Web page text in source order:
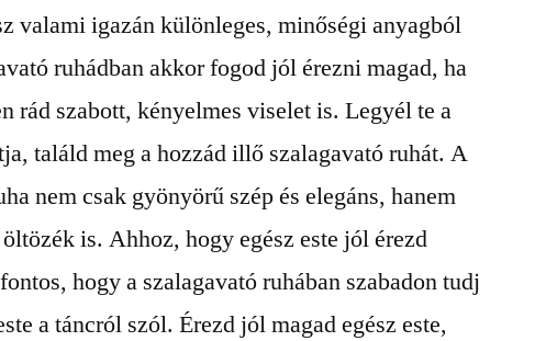
valami igazán különleges, minőségi anyagból
ruhádban akkor fogod jól érezni magad, ha
rád szabott, kényelmes viselet is. Legyél te a
találd meg a hozzád illő szalagavató ruhát.A
nem csak gyönyörű szép és elegáns, hanem
is. Ahhoz, hogy egész este jól érezd
hogy a szalagavató ruhában szabadon tudj
a táncról szól. Érezd jól magad egész este,